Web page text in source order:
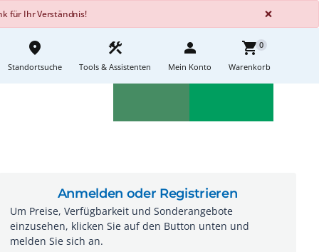
für Ihr Verständnis! ×
place
Standortsuche
construction
Tools & Assistenten
person
Mein Konto
shopping_cart0
Warenkorb
Anmelden oder Registrieren
Um Preise, Verfügbarkeit und Sonderangebote
einzusehen, klicken Sie auf den Button unten und
melden Sie sich an.